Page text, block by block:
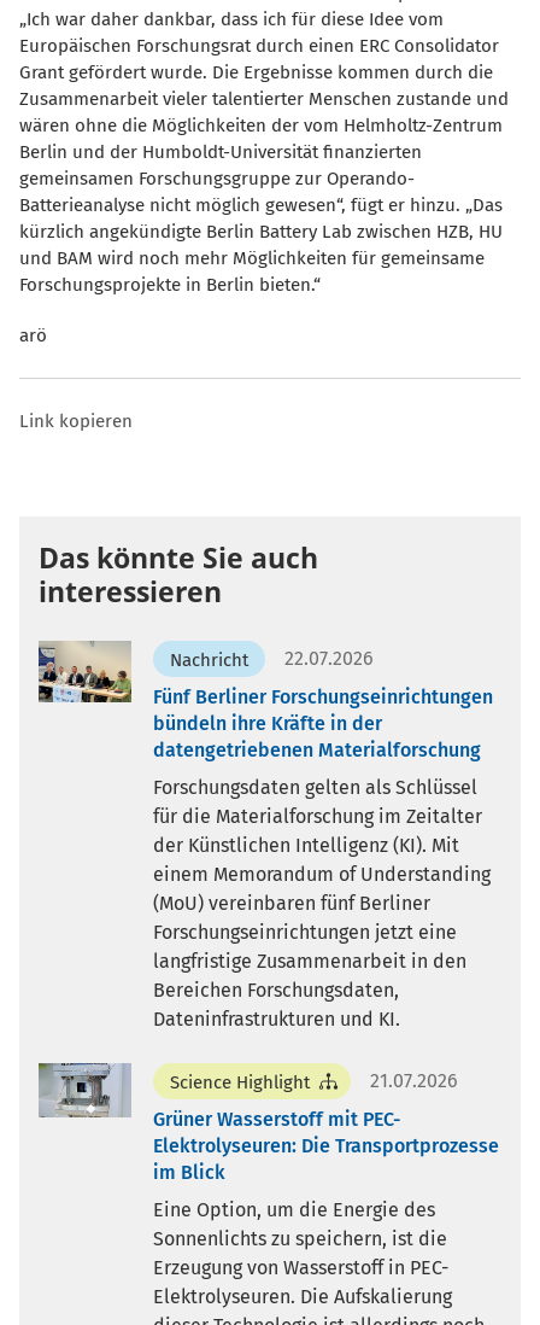
Ich war daher dankbar, dass ich für diese Idee vom
Europäischen Forschungsrat durch einen ERC Consolidator
Grant gefördert wurde. Die Ergebnisse kommen durch die
Zusammenarbeit vieler talentierter Menschen zustande und
wären ohne die Möglichkeiten der vom Helmholtz-Zentrum
Berlin und der Humboldt-Universität finanzierten
gemeinsamen Forschungsgruppe zur Operando-
Batterieanalyse nicht möglich gewesen“, fügt er hinzu. „Das
kürzlich angekündigte Berlin Battery Lab zwischen HZB, HU
und BAM wird noch mehr Möglichkeiten für gemeinsame
Forschungsprojekte in Berlin bieten.“
arö
Link kopieren
Das könnte Sie auch
interessieren
Nachricht
22.07.2026
Fünf Berliner Forschungseinrichtungen
bündeln ihre Kräfte in der
datengetriebenen Materialforschung
Forschungsdaten gelten als Schlüssel
für die Materialforschung im Zeitalter
der Künstlichen Intelligenz (KI). Mit
einem Memorandum of Understanding
(MoU) vereinbaren fünf Berliner
Forschungseinrichtungen jetzt eine
langfristige Zusammenarbeit in den
Bereichen Forschungsdaten,
Dateninfrastrukturen und KI.
Science Highlight
21.07.2026
Grüner Wasserstoff mit PEC-
Elektrolyseuren: Die Transportprozesse
im Blick
Eine Option, um die Energie des
Sonnenlichts zu speichern, ist die
Erzeugung von Wasserstoff in PEC-
Elektrolyseuren. Die Aufskalierung